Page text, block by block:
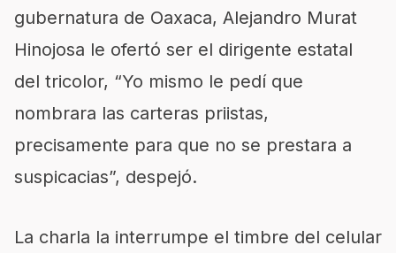
gubernatura de Oaxaca, Alejandro Murat
Hinojosa le ofertó ser el dirigente estatal
del tricolor, “Yo mismo le pedí que
nombrara las carteras priistas,
precisamente para que no se prestara a
suspicacias”, despejó.
La charla la interrumpe el timbre del celular